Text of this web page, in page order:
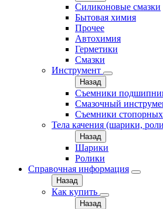
Силиконовые смазки
Бытовая химия
Прочее
Автохимия
Герметики
Смазки
Инструмент
Назад
Съемники
Смазочный
Съемники стопорных
Тела качения (шарики,
Назад
Шарики
Ролики
Справочная информация
Назад
Как купить
Назад